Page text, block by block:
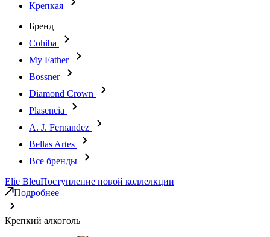
Крепкая
Бренд
Cohiba
My Father
Bossner
Diamond Crown
Plasencia
A. J. Fernandez
Bellas Artes
Все бренды
Elie BleuПоступление новой коллелкции
Подробнее
Крепкий алкоголь